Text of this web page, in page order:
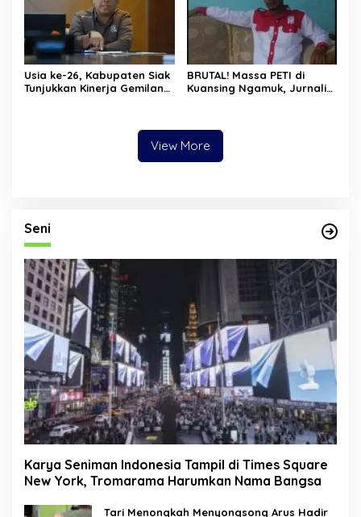
Usia ke-26, Kabupaten Siak
Tunjukkan Kinerja Gemilang:
BRUTAL! Massa PETI di
Kuansing Ngamuk, Jurnalis
View More
Seni
Karya Seniman Indonesia Tampil di Times Square
New York, Tromarama Harumkan Nama Bangsa
Tari Menongkah Menyongsong Arus Hadir